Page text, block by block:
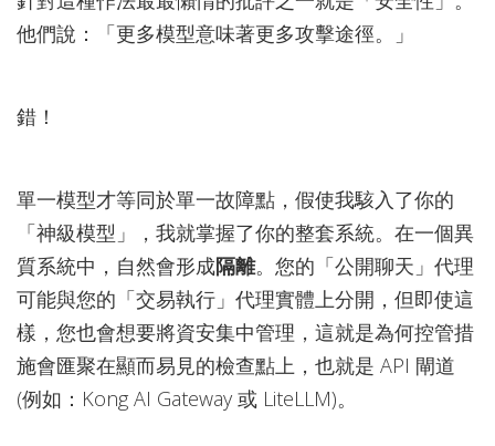
他們說：「更多模型意味著更多攻擊途徑。」
錯！
單一模型才等同於單一故障點，假使我駭入了你的
「神級模型」，我就掌握了你的整套系統。在一個異
質系統中，自然會形成隔離。您的「公開聊天」代理
可能與您的「交易執行」代理實體上分開，但即使這
樣，您也會想要將資安集中管理，這就是為何控管措
施會匯聚在顯而易見的檢查點上，也就是 API 閘道
(例如：Kong AI Gateway 或 LiteLLM)。